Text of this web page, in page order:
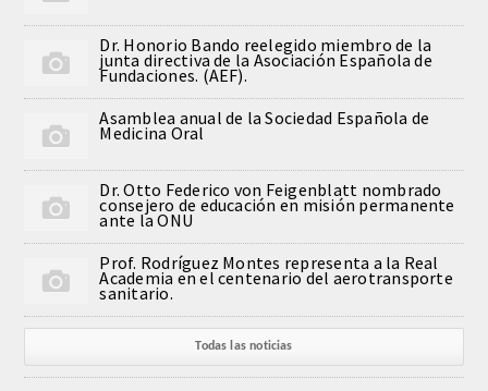
Notas de prensa
Artículos de Académicos
CONTACTO
Dr. Honorio Bando reelegido miembro de la
junta directiva de la Asociación Española de
Fundaciones. (AEF).
Asamblea anual de la Sociedad Española de
Medicina Oral
Dr. Otto Federico von Feigenblatt nombrado
consejero de educación en misión permanente
ante la ONU
Prof. Rodríguez Montes representa a la Real
Academia en el centenario del aerotransporte
sanitario.
Todas las noticias